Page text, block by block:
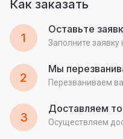
Как заказать
1
Оставьте
Заполните заявку
2
Мы
Перезваниваем
3
Доставляем
Осуществляем